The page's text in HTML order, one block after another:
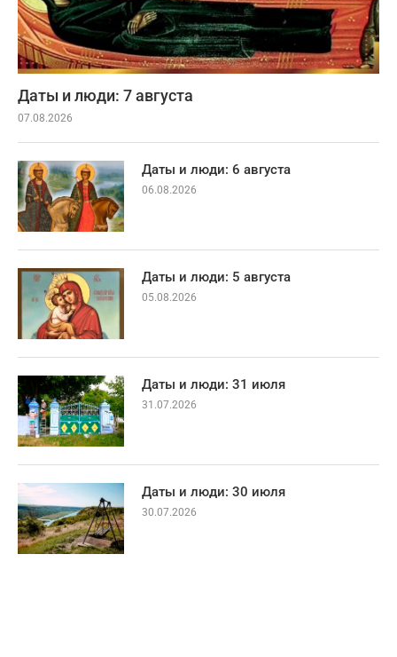
Даты и люди: 7 августа
07.08.2026
Даты и люди: 6 августа
06.08.2026
Даты и люди: 5 августа
05.08.2026
Даты и люди: 31 июля
31.07.2026
Даты и люди: 30 июля
30.07.2026